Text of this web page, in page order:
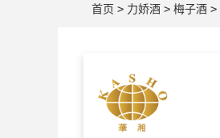
首页 > 力娇酒 > 梅子酒 >